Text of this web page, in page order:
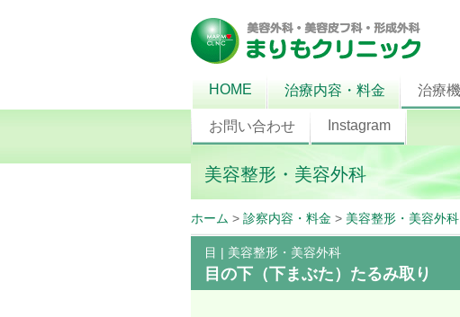
HOME 治療内容・料金 治療
お問い合わせ Instagram
美容整形・美容外科
ホーム > 診察内容・料金 > 美容整形・美容外科
目 | 美容整形・美容外科
目の下（下まぶた）たるみ取り